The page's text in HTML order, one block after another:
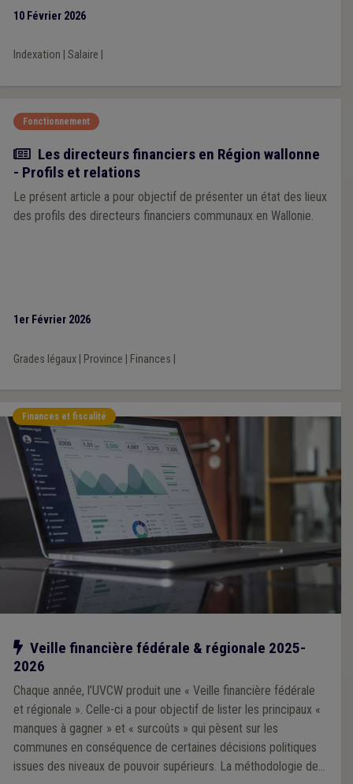
10 Février 2026
Indexation Salaire
Fonctionnement
Article
Les directeurs financiers en Région wallonne
- Profils et relations
Le présent article a pour objectif de présenter un état des lieux
des profils des directeurs financiers communaux en Wallonie.
1er Février 2026
Grades légaux| Province Finances
Finances et fiscalité
Notre action
Veille financière fédérale & régionale 2025-
2026
Chaque année, l’UVCW produit une « Veille financière fédérale
et régionale ». Celle-ci a pour objectif de lister les principaux «
manques à gagner » et « surcoûts » qui pèsent sur les
communes en conséquence de certaines décisions politiques
issues des niveaux de pouvoir supérieurs. La méthodologie de